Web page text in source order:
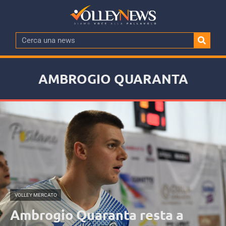
AMBROGIO QUARANTA
VOLLEY MERCATO
Ambrogio Quaranta resta a